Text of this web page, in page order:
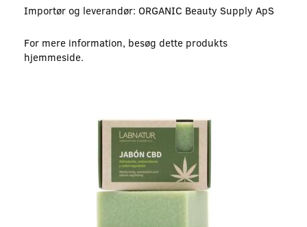
Importør og leverandør: ORGANIC Beauty Supply ApS
For mere information, besøg dette produkts
hjemmeside.